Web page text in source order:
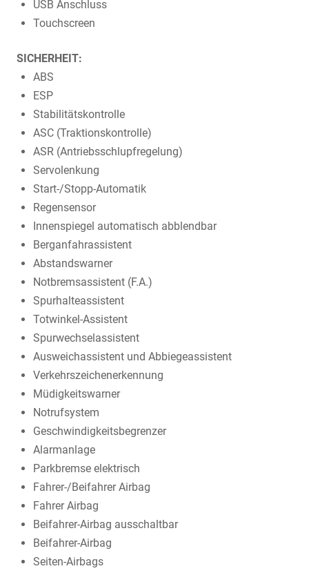
USB Anschluss
Touchscreen
SICHERHEIT:
ABS
ESP
Stabilitätskontrolle
ASC (Traktionskontrolle)
ASR (Antriebsschlupfregelung)
Servolenkung
Start-/Stopp-Automatik
Regensensor
Innenspiegel automatisch abblendbar
Berganfahrassistent
Abstandswarner
Notbremsassistent (F.A.)
Spurhalteassistent
Totwinkel-Assistent
Spurwechselassistent
Ausweichassistent und Abbiegeassistent
Verkehrszeichenerkennung
Müdigkeitswarner
Notrufsystem
Geschwindigkeitsbegrenzer
Alarmanlage
Parkbremse elektrisch
Fahrer-/Beifahrer Airbag
Fahrer Airbag
Beifahrer-Airbag ausschaltbar
Beifahrer-Airbag
Seiten-Airbags